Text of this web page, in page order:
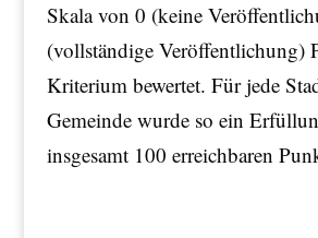
Skala von 0 (keine
(vollständige Veröffentlichung)
Kriterium bewertet. Für jede
Gemeinde wurde so ein
insgesamt 100 erreichbaren